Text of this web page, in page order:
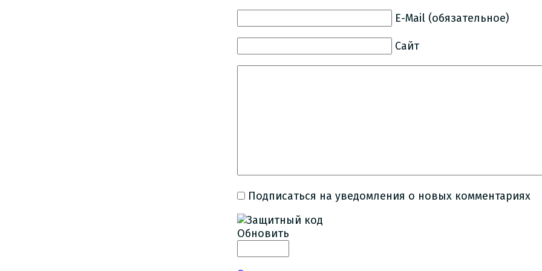
E-Mail (обязательное)
Сайт
Подписаться на уведомления о новых комментариях
Обновить